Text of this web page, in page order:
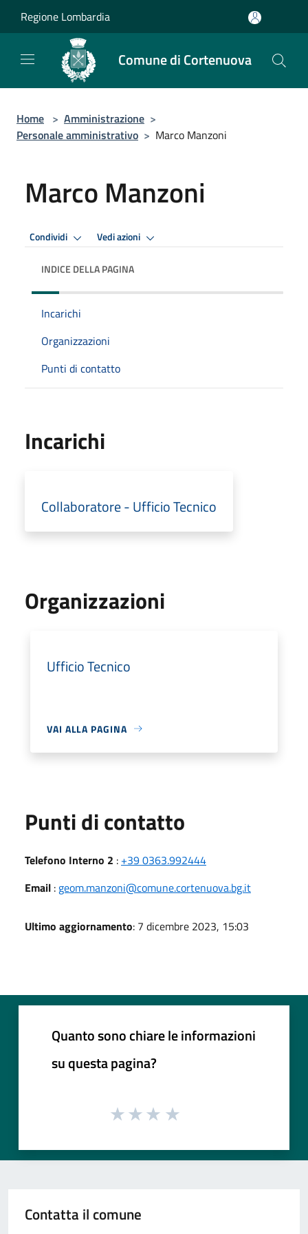
Regione Lombardia
Comune di Cortenuova
Home > Amministrazione >
Personale amministrativo > Marco Manzoni
Marco Manzoni
Condividi Vedi azioni
INDICE DELLA PAGINA
Incarichi
Organizzazioni
Punti di contatto
Incarichi
Collaboratore - Ufficio Tecnico
Organizzazioni
Ufficio Tecnico
VAI ALLA PAGINA
Punti di contatto
Telefono Interno 2 : +39 0363.992444
Email : geom.manzoni@comune.cortenuova.bg.it
Ultimo aggiornamento: 7 dicembre 2023, 15:03
Quanto sono chiare le informazioni
su questa pagina?
Contatta il comune